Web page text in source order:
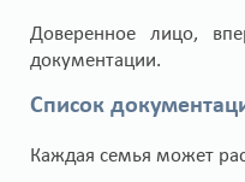
Доверенное лицо,
документации.
Список
Каждая семья может